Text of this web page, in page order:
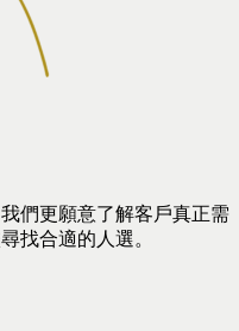
們更願意了解客戶真正需
找合適的人選。